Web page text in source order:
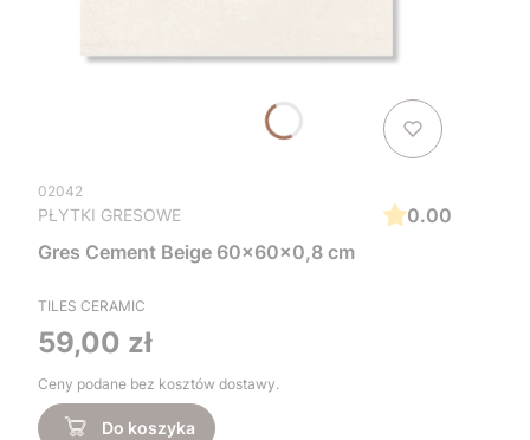
02042
PŁYTKI GRESOWE
0.00
Gres Cement Beige 60x60x0,8 cm
TILES CERAMIC
Cena
59,00 zł
Ceny podane bez kosztów dostawy.
Do koszyka